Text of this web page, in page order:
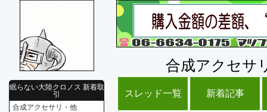
眠らない大陸クロノス 新着取
引
合成アクセサリ・他
合成アクセサ
スレッド一覧 新着記事